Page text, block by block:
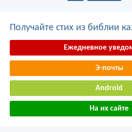
Получайте стих из библии
Ежедневное
Э-почты
Android
На их сайте